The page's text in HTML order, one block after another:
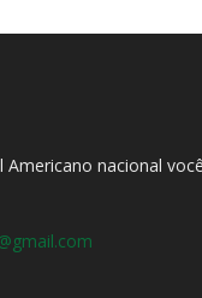
Americano nacional